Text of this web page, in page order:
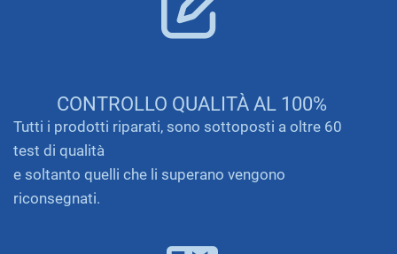
CONTROLLO QUALITÀ AL 100%
Tutti i prodotti riparati, sono sottoposti a oltre 60
test di qualità
e soltanto quelli che li superano vengono
riconsegnati.